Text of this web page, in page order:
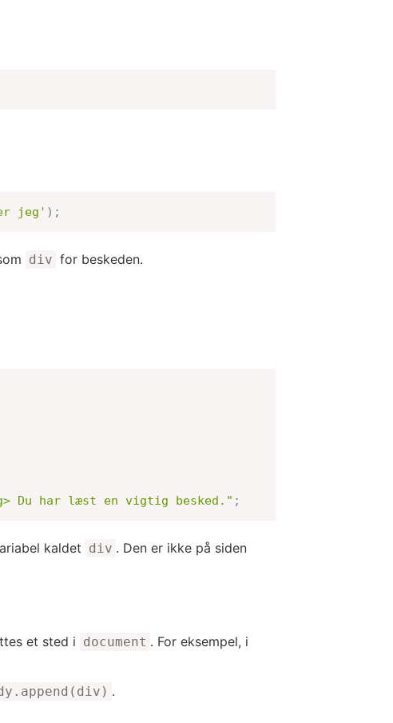
jeg' ) ;
div for beskeden.
Du har læst en vigtig besked." ;
kaldet div . Den er ikke på siden
et sted i document . For eksempel, i
.